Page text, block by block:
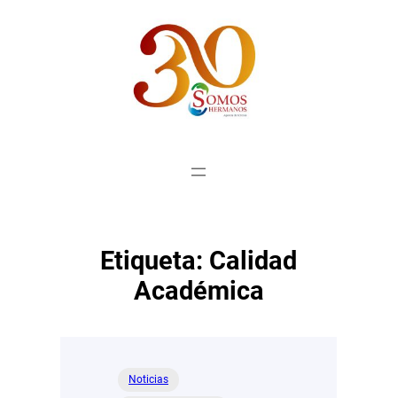
Etiqueta: Calidad
Académica
Noticias